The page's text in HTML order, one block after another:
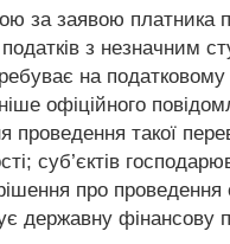
заявою платника
з незначним
на
офіційного
такої
суб’єктів
про
державну фінансову